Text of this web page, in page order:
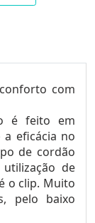
com
é feito em
eficácia no
de cordão
de
o clip. Muito
pelo baixo